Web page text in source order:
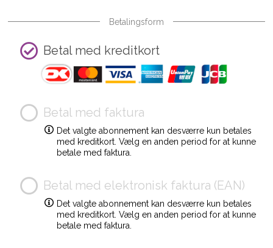
Betalingsform
Betal med kreditkort
Betal med faktura
Det valgte abonnement kan desværre kun betales
med kreditkort. Vælg en anden period for at kunne
betale med faktura.
Betal med elektronisk faktura (EAN)
Det valgte abonnement kan desværre kun betales
med kreditkort. Vælg en anden period for at kunne
betale med faktura.